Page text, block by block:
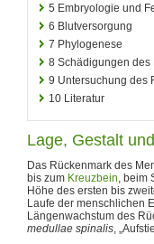
5 Embryologie und
6 Blutversorgung
7 Phylogenese
8 Schädigungen des
9 Untersuchung des
10 Literatur
Lage, Gestalt
Das Rückenmark des
bis zum Kreuzbein, beim
Höhe des ersten bis
Laufe der menschlichen
Längenwachstum des
medullae spinalis,